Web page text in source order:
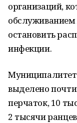
организаций,
остановить
инфекции.
выделено
перчаток, 10
2 тысячи